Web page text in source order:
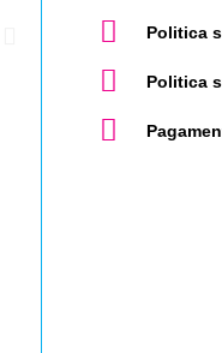
Politica
Politica